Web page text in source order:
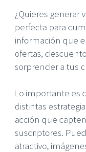
¿Quieres generar
perfecta para
información que
ofertas,
sorprender a tus
Lo importante es
distintas
acción que
suscriptores.
atractivo,